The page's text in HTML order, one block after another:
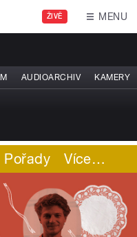
ŽIVĚ MENU
AUDIOARCHIV KAMERY
Pořady Více…